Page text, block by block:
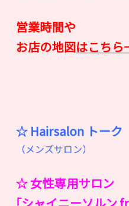
営業時間や
お店の地図はこち
☆ Hairsalon トーク
（メンズサロン）
☆ 女性専用サロン